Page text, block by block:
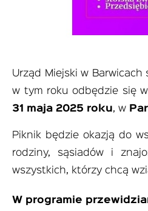
Urząd Miejski w
w tym roku odbędzie się
31 maja 2025 roku, w
Piknik będzie okazją do
rodziny, sąsiadów i
wszystkich, którzy chcą
W programie